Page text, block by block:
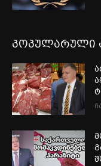
პოპულარული